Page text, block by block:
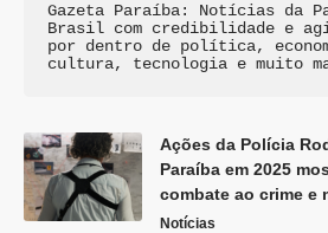
Gazeta Paraíba: Notícias da
Brasil com credibilidade e
por dentro de política,
cultura, tecnologia e muito
Ações da Polícia
Paraíba em 2025
combate ao crime e
Notícias